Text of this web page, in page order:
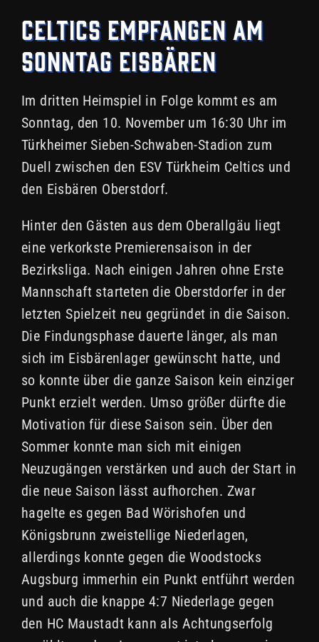
Celtics empfangen am
Sonntag Eisbären
Im dritten Heimspiel in Folge kommt es am
Sonntag, den 10. November um 16:30 Uhr im
Türkheimer Sieben-Schwaben-Stadion zum
Duell zwischen den ESV Türkheim Celtics und
den Eisbären Oberstdorf.
Hinter den Gästen aus dem Oberallgäu liegt
eine verkorkste Premierensaison in der
Bezirksliga. Nach einigen Jahren ohne Erste
Mannschaft starteten die Oberstdorfer in der
letzten Spielzeit neu gegründet in die Saison.
Die Findungsphase dauerte länger, als man
sich im Eisbärenlager gewünscht hatte, und
so konnte über die ganze Saison kein einziger
Punkt erzielt werden. Umso größer dürfte die
Motivation für diese Saison sein. Über den
Sommer konnte man sich mit einigen
Neuzugängen verstärken und auch der Start in
die neue Saison lässt aufhorchen. Zwar
hagelte es gegen Bad Wörishofen und
Königsbrunn zweistellige Niederlagen,
allerdings konnte gegen die Woodstocks
Augsburg immerhin ein Punkt entführt werden
und auch die knappe 4:7 Niederlage gegen
den HC Maustadt kann als Achtungserfolg